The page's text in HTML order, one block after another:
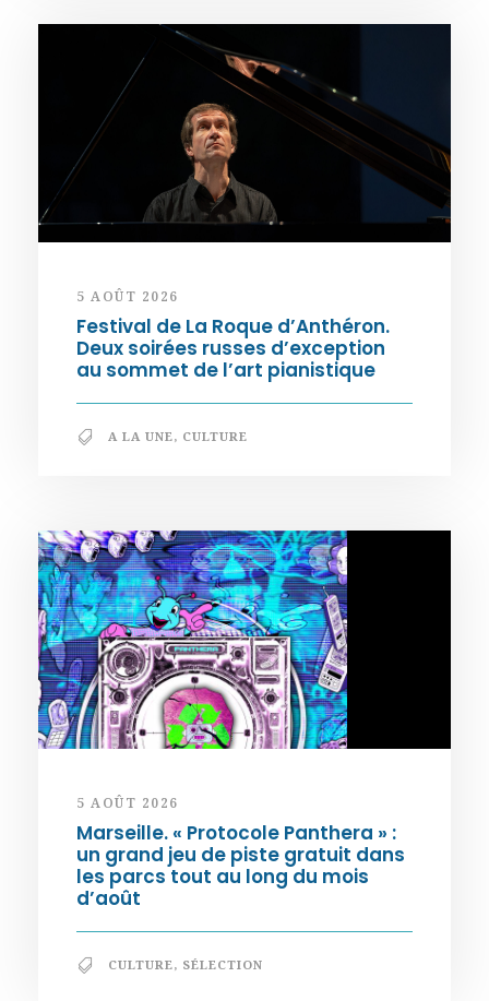
5 AOÛT 2026
Festival de La Roque d’Anthéron.
Deux soirées russes d’exception
au sommet de l’art pianistique
A LA UNE, CULTURE
5 AOÛT 2026
Marseille. « Protocole Panthera » :
un grand jeu de piste gratuit dans
les parcs tout au long du mois
d’août
CULTURE, SÉLECTION